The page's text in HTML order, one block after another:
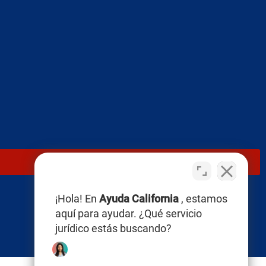
¡Hola! En Ayuda California , estamos
aquí para ayudar. ¿Qué servicio
jurídico estás buscando?